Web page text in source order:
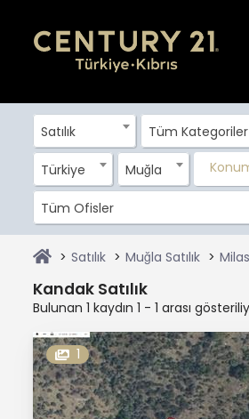
Satılık Tüm Kategoriler
Türkiye Muğla
Tüm Ofisler
Satılık Muğla Satılık
Kandak Satılık
Bulunan 1 kaydın 1 - 1 arası
1